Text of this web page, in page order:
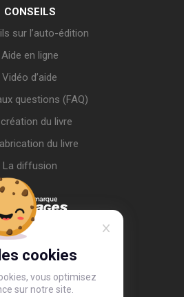
cookies
vous optimisez
sur notre site.
CONSEILS
sur l’auto-édition
Aide en ligne
Vidéo d’aide
questions (FAQ)
du livre
du livre
La diffusion